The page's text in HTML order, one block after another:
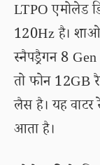
LTPO एमोलेड
120Hz है।
स्नैपड्रैगन 8
तो फोन 12GB
लैस है। यह
आता है।